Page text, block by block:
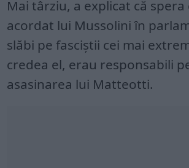
Mai târziu, a explicat că
acordat lui Mussolini în
slăbi pe fasciștii cei mai
credea el, erau responsabili
asasinarea lui Matteotti.